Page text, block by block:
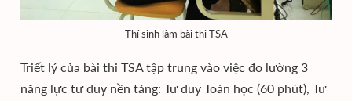
Thí sinh làm bài thi TSA
Triết lý của bài thi TSA tập trung vào việc đo lường 3
năng lực tư duy nền tảng: Tư duy Toán học (60 phút), Tư